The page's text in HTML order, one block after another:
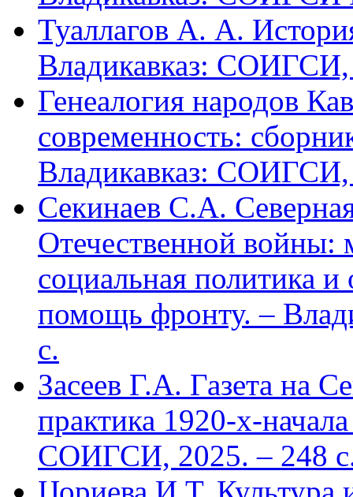
Туаллагов А. А.
Владикавказ: СОИГСИ,
Генеалогия народов
современность:
Владикавказ: СОИГСИ,
Секинаев С.А.
Отечественной войны:
социальная политика
помощь фронту. –
с.
Засеев Г.А. Газета на
практика 1920-х-
СОИГСИ, 2025. – 248